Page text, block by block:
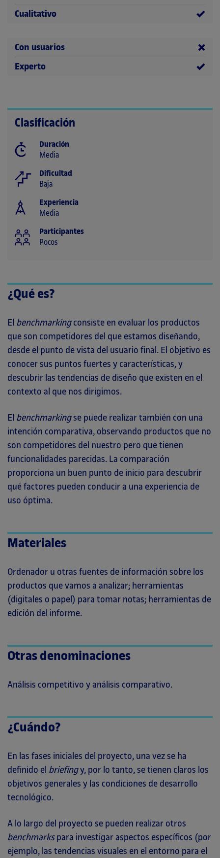
Cualitativo
Con usuarios
Experto
Clasificación
Duración
Media
Dificultad
Baja
Experiencia
Media
Participantes
Pocos
¿Qué es?
El benchmarkingconsiste en evaluar los productos
que son competidores del que estamos diseñando,
desde el punto de vista del usuario final. El objetivo es
conocer sus puntos fuertes y características, y
descubrir las tendencias de diseño que existen en el
contexto al que nos dirigimos.
El benchmarkingse puede realizar también con una
intención comparativa, observando productos que no
son competidores del nuestro pero que tienen
funcionalidades parecidas. La comparación
proporciona un buen punto de inicio para descubrir
qué factores pueden conducir a una experiencia de
uso óptima.
Materiales
Ordenador u otras fuentes de información sobre los
productos que vamos a analizar; herramientas
(digitales o papel) para tomar notas; herramientas de
edición del informe.
Otras denominaciones
Análisis competitivo y análisis comparativo.
¿Cuándo?
En las fases iniciales del proyecto, una vez se ha
definido el briefingy, por lo tanto, se tienen claros los
objetivos generales y las condiciones de desarrollo
tecnológico.
A lo largo del proyecto se pueden realizar otros
benchmarkspara investigar aspectos específicos (por
ejemplo, las tendencias visuales en el entorno para el